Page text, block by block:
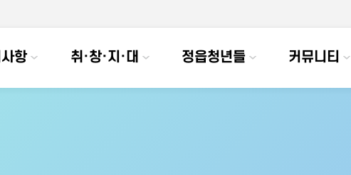
항 취·창·지·대 정읍청년들 커뮤니티